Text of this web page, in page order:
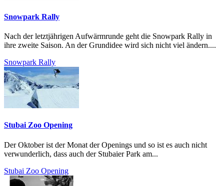
Snowpark Rally
Nach der letztjährigen Aufwärmrunde geht die Snowpark Rally in
ihre zweite Saison. An der Grundidee wird sich nicht viel ändern....
Snowpark Rally
Stubai Zoo Opening
Der Oktober ist der Monat der Openings und so ist es auch nicht
verwunderlich, dass auch der Stubaier Park am...
Stubai Zoo Opening